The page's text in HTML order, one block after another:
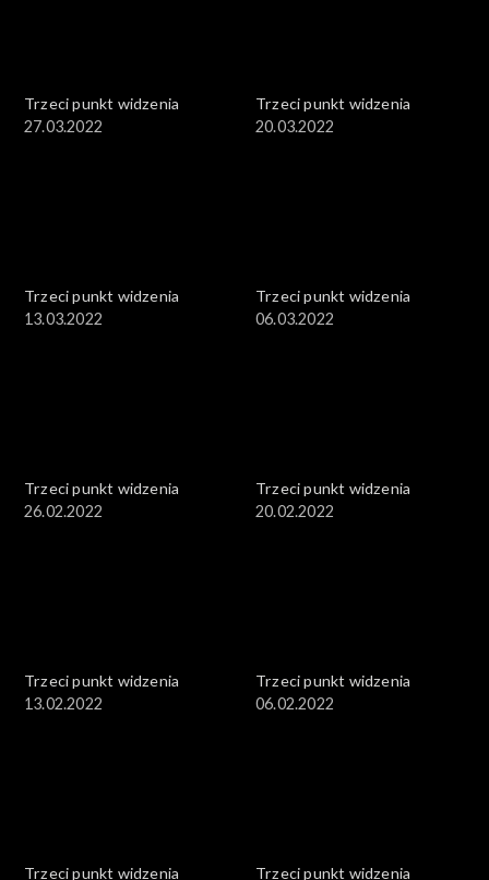
Trzeci punkt widzenia
27.03.2022
Trzeci punkt widzenia
20.03.2022
Trzeci punkt widzenia
13.03.2022
Trzeci punkt widzenia
06.03.2022
Trzeci punkt widzenia
26.02.2022
Trzeci punkt widzenia
20.02.2022
Trzeci punkt widzenia
13.02.2022
Trzeci punkt widzenia
06.02.2022
Trzeci punkt widzenia
Trzeci punkt widzenia